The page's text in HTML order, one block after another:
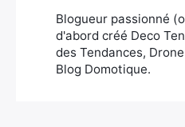
Blogueur passionné
d'abord créé Deco
des Tendances,
Blog Domotique.